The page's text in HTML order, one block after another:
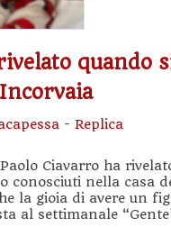
quando
- Replica
Ciavarro ha
conosciuti nella casa
la gioia di avere un
al settimanale